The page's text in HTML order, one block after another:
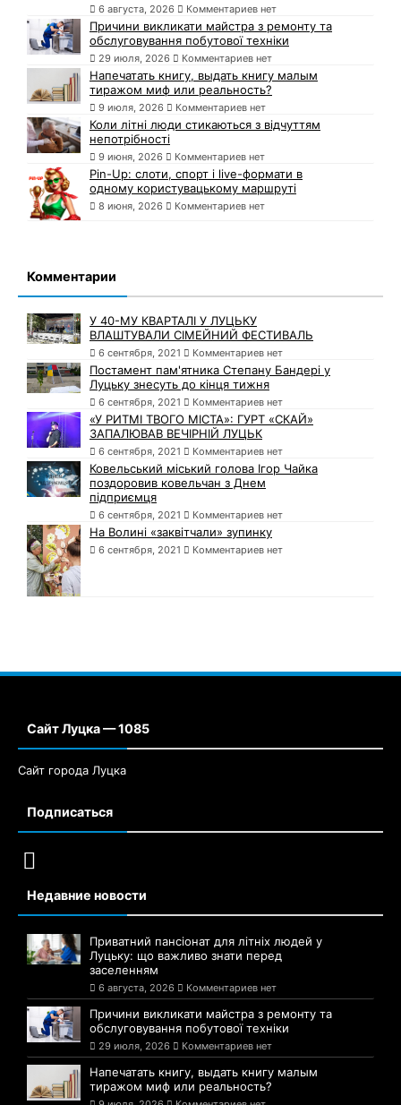
6 августа, 2026 Комментариев нет
Причини викликати майстра з ремонту та
обслуговування побутової техніки
29 июля, 2026 Комментариев нет
Напечатать книгу, выдать книгу малым
тиражом миф или реальность?
9 июля, 2026 Комментариев нет
Коли літні люди стикаються з відчуттям
непотрібності
9 июня, 2026 Комментариев нет
Pin-Up: слоти, спорт і live-формати в
одному користувацькому маршруті
8 июня, 2026 Комментариев нет
Комментарии
У 40-МУ КВАРТАЛІ У ЛУЦЬКУ
ВЛАШТУВАЛИ СІМЕЙНИЙ ФЕСТИВАЛЬ
6 сентября, 2021 Комментариев нет
Постамент пам'ятника Степану Бандері у
Луцьку знесуть до кінця тижня
6 сентября, 2021 Комментариев нет
«У РИТМІ ТВОГО МІСТА»: ГУРТ «СКАЙ»
ЗАПАЛЮВАВ ВЕЧІРНІЙ ЛУЦЬК
6 сентября, 2021 Комментариев нет
Ковельський міський голова Ігор Чайка
поздоровив ковельчан з Днем
підприємця
6 сентября, 2021 Комментариев нет
На Волині «заквітчали» зупинку
6 сентября, 2021 Комментариев нет
Сайт Луцка — 1085
Сайт города Луцка
Подписаться
Недавние новости
Приватний пансіонат для літніх людей у
Луцьку: що важливо знати перед
заселенням
6 августа, 2026 Комментариев нет
Причини викликати майстра з ремонту та
обслуговування побутової техніки
29 июля, 2026 Комментариев нет
Напечатать книгу, выдать книгу малым
тиражом миф или реальность?